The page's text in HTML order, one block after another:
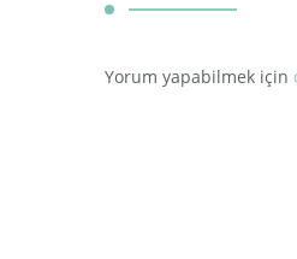
Yorum yapabilmek için